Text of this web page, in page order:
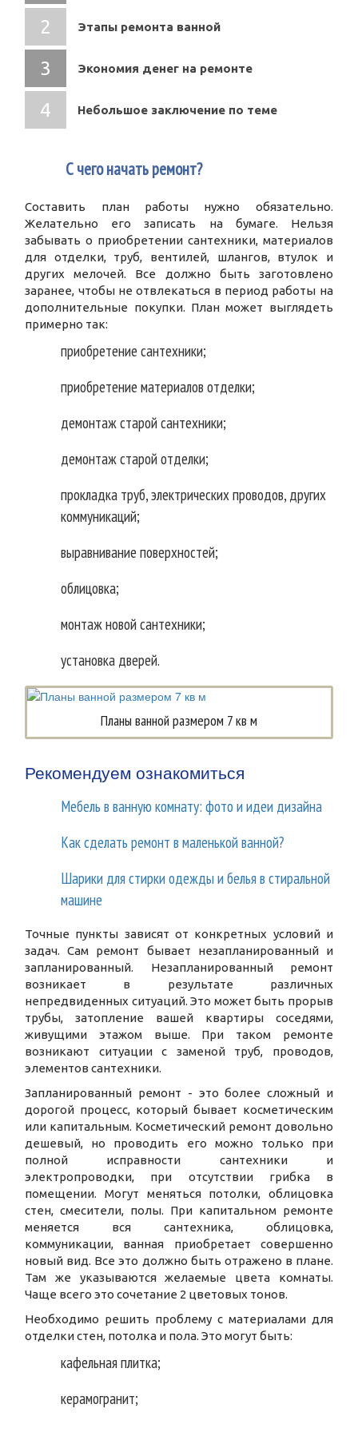
Этапы ремонта ванной
Экономия денег на ремонте
Небольшое заключение по теме
С чего начать ремонт?
Составить план работы нужно обязательно.
Желательно его записать на бумаге. Нельзя
забывать о приобретении сантехники, материалов
для отделки, труб, вентилей, шлангов, втулок и
других мелочей. Все должно быть заготовлено
заранее, чтобы не отвлекаться в период работы на
дополнительные покупки. План может выглядеть
примерно так:
приобретение сантехники;
приобретение материалов отделки;
демонтаж старой сантехники;
демонтаж старой отделки;
прокладка труб, электрических проводов, других
коммуникаций;
выравнивание поверхностей;
облицовка;
монтаж новой сантехники;
установка дверей.
Планы ванной размером 7 кв м
Рекомендуем ознакомиться
Мебель в ванную комнату: фото и идеи дизайна
Как сделать ремонт в маленькой ванной?
Шарики для стирки одежды и белья в стиральной
машине
Точные пункты зависят от конкретных условий и
задач. Сам ремонт бывает незапланированный и
запланированный. Незапланированный ремонт
возникает в результате различных
непредвиденных ситуаций. Это может быть прорыв
трубы, затопление вашей квартиры соседями,
живущими этажом выше. При таком ремонте
возникают ситуации с заменой труб, проводов,
элементов сантехники.
Запланированный ремонт - это более сложный и
дорогой процесс, который бывает косметическим
или капитальным. Косметический ремонт довольно
дешевый, но проводить его можно только при
полной исправности сантехники и
электропроводки, при отсутствии грибка в
помещении. Могут меняться потолки, облицовка
стен, смесители, полы. При капитальном ремонте
меняется вся сантехника, облицовка,
коммуникации, ванная приобретает совершенно
новый вид. Все это должно быть отражено в плане.
Там же указываются желаемые цвета комнаты.
Чаще всего это сочетание 2 цветовых тонов.
Необходимо решить проблему с материалами для
отделки стен, потолка и пола. Это могут быть:
кафельная плитка;
керамогранит;